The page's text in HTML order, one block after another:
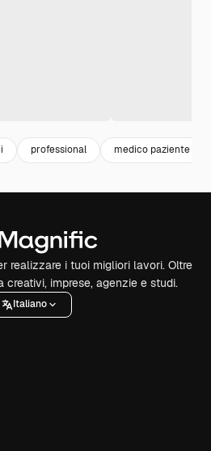
professional medico paziente
realizzare i tuoi migliori lavori. Oltre
creativi, imprese, agenzie e studi.
Italiano